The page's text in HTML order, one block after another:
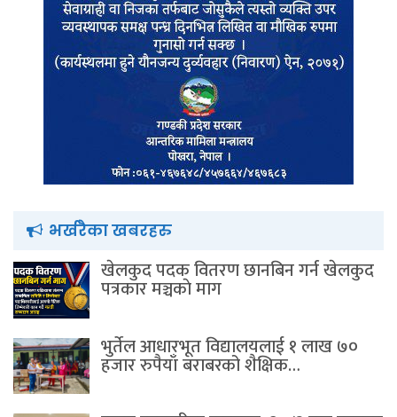
भर्खरैका खबरहरु
खेलकुद पदक वितरण छानबिन गर्न खेलकुद
पत्रकार मञ्चकाे माग
भुर्तेल आधारभूत विद्यालयलाई १ लाख ७०
हजार रुपैयाँ बराबरको शैक्षिक…